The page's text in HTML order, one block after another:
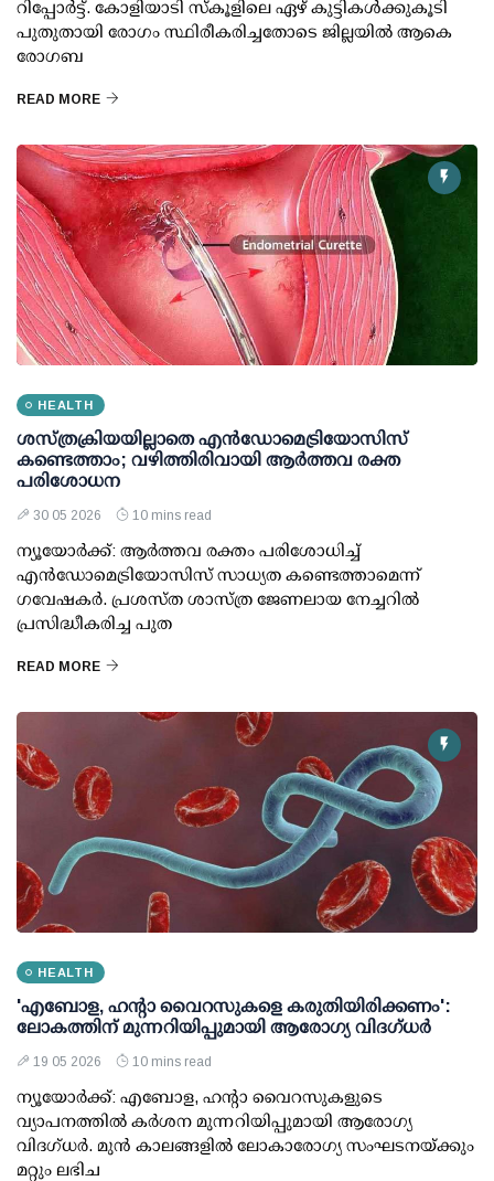
റിപ്പോർട്ട്. കോളിയാടി സ്കൂളിലെ ഏഴ് കുട്ടികൾക്കുകൂടി
പുതുതായി രോഗം സ്ഥിരീകരിച്ചതോടെ ജില്ലയിൽ ആകെ
രോഗബ
READ MORE
HEALTH
ശസ്ത്രക്രിയയില്ലാതെ എന്‍ഡോമെട്രിയോസിസ്
കണ്ടെത്താം; വഴിത്തിരിവായി ആര്‍ത്തവ രക്ത
പരിശോധന
30 05 2026 10 mins read
ന്യൂയോര്‍ക്ക്: ആര്‍ത്തവ രക്തം പരിശോധിച്ച്
എന്‍ഡോമെട്രിയോസിസ് സാധ്യത കണ്ടെത്താമെന്ന്
ഗവേഷകര്‍. പ്രശസ്ത ശാസ്ത്ര ജേണലായ നേച്ചറില്‍
പ്രസിദ്ധീകരിച്ച പുത
READ MORE
HEALTH
'എബോള, ഹന്റാ വൈറസുകളെ കരുതിയിരിക്കണം':
ലോകത്തിന് മുന്നറിയിപ്പുമായി ആരോഗ്യ വിദഗ്ധര്‍
19 05 2026 10 mins read
ന്യൂയോര്‍ക്ക്: എബോള, ഹന്റാ വൈറസുകളുടെ
വ്യാപനത്തില്‍ കര്‍ശന മുന്നറിയിപ്പുമായി ആരോഗ്യ
വിദഗ്ധര്‍. മുന്‍ കാലങ്ങളില്‍ ലോകാരോഗ്യ സംഘടനയ്ക്കും
മറ്റും ലഭിച